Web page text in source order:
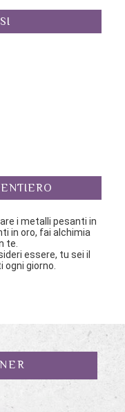
i metalli pesanti in
in oro, fai alchimia
te.
essere, tu sei il
giorno.